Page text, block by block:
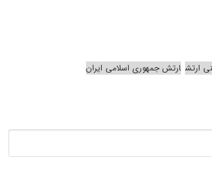
ارتش ارتش جمهوری اسلامی ایران